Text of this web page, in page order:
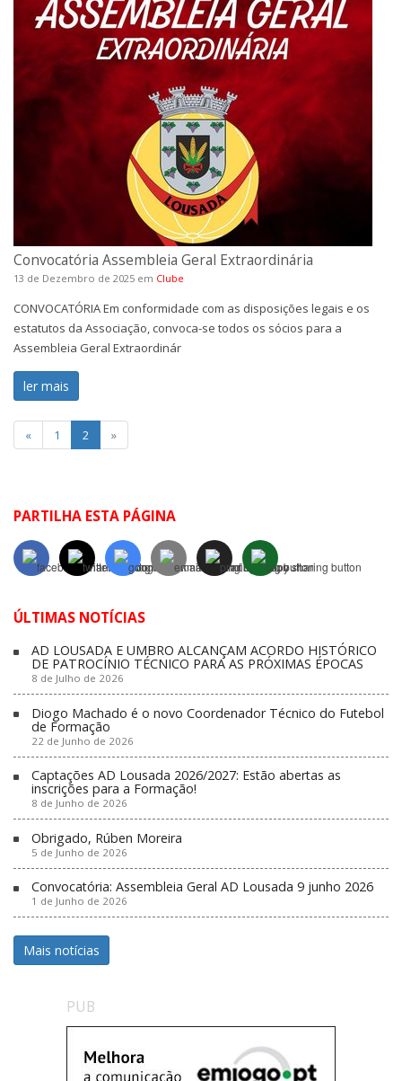
Convocatória Assembleia Geral Extraordinária
13 de Dezembro de 2025 em Clube
CONVOCATÓRIA Em conformidade com as disposições legais e os
estatutos da Associação, convoca-se todos os sócios para a
Assembleia Geral Extraordinár
ler mais
« 1 2 »
PARTILHA ESTA PÁGINA
ÚLTIMAS NOTÍCIAS
AD LOUSADA E UMBRO ALCANÇAM ACORDO HISTÓRICO
DE PATROCÍNIO TÉCNICO PARA AS PRÓXIMAS ÉPOCAS
8 de Julho de 2026
Diogo Machado é o novo Coordenador Técnico do Futebol
de Formação
22 de Junho de 2026
Captações AD Lousada 2026/2027: Estão abertas as
inscrições para a Formação!
8 de Junho de 2026
Obrigado, Rúben Moreira
5 de Junho de 2026
Convocatória: Assembleia Geral AD Lousada 9 junho 2026
1 de Junho de 2026
Mais notícias
PUB